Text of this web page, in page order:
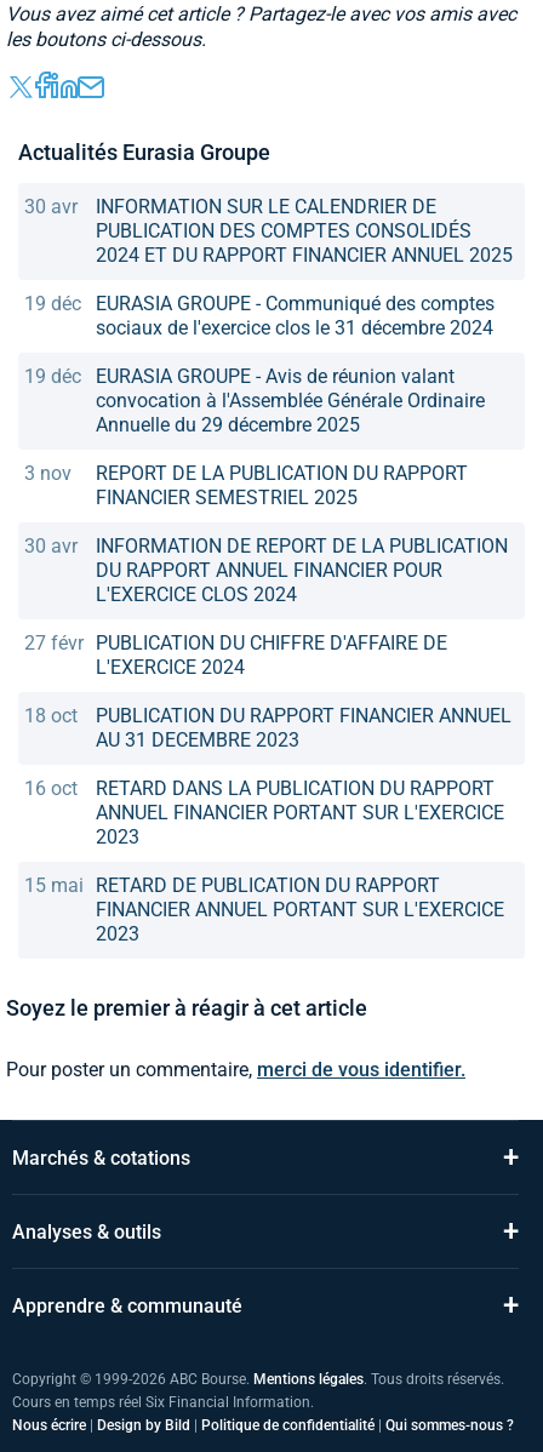
Vous avez aimé cet article ? Partagez-le avec vos amis avec
les boutons ci-dessous.
Actualités Eurasia Groupe
30 avr
INFORMATION SUR LE CALENDRIER DE
PUBLICATION DES COMPTES CONSOLIDÉS
2024 ET DU RAPPORT FINANCIER ANNUEL 2025
19 déc
EURASIA GROUPE - Communiqué des comptes
sociaux de l'exercice clos le 31 décembre 2024
19 déc
EURASIA GROUPE - Avis de réunion valant
convocation à l'Assemblée Générale Ordinaire
Annuelle du 29 décembre 2025
3 nov
REPORT DE LA PUBLICATION DU RAPPORT
FINANCIER SEMESTRIEL 2025
30 avr
INFORMATION DE REPORT DE LA PUBLICATION
DU RAPPORT ANNUEL FINANCIER POUR
L'EXERCICE CLOS 2024
27 févr PUBLICATION DU CHIFFRE D'AFFAIRE DE
L'EXERCICE 2024
18 oct
PUBLICATION DU RAPPORT FINANCIER ANNUEL
AU 31 DECEMBRE 2023
16 oct
RETARD DANS LA PUBLICATION DU RAPPORT
ANNUEL FINANCIER PORTANT SUR L'EXERCICE
2023
15 mai
RETARD DE PUBLICATION DU RAPPORT
FINANCIER ANNUEL PORTANT SUR L'EXERCICE
2023
Soyez le premier à réagir à cet article
Pour poster un commentaire, merci de vous identifier.
Marchés & cotations +
Analyses & outils +
Apprendre & communauté +
Copyright © 1999-2026 ABC Bourse. Mentions légales. Tous droits réservés.
Cours en temps réel Six Financial Information.
Nous écrire
Design by Bild Politique de confidentialité Qui sommes-nous ?